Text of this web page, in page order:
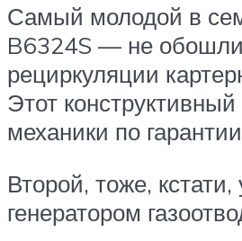
Самый молодой в
B6324S — не обошли
рециркуляции
Этот
механики по
Второй, тоже,
генератором